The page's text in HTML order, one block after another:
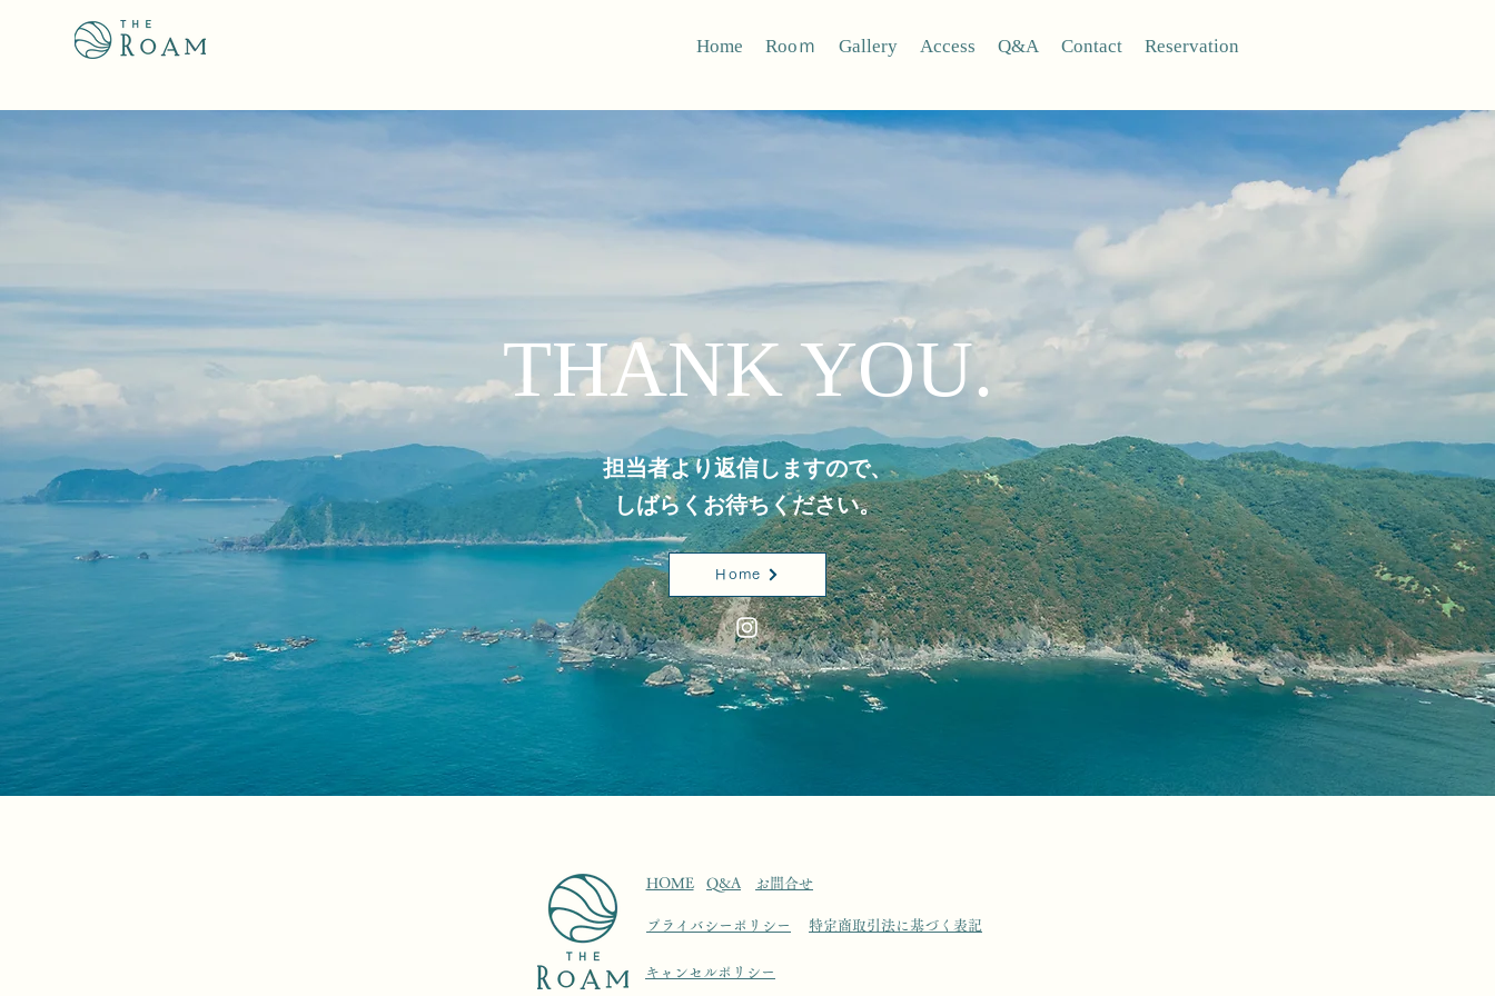
Home Rooｍ Gallery Access Q&A Contact Reservation
THANK YOU.
担当者より返信しますので、
​しばらくお待ちください。
Home
​HOME Q&A ​お問合せ
​プライバシーポリシー​ 特定商取引法に基づく表記
​キャンセルポリシー